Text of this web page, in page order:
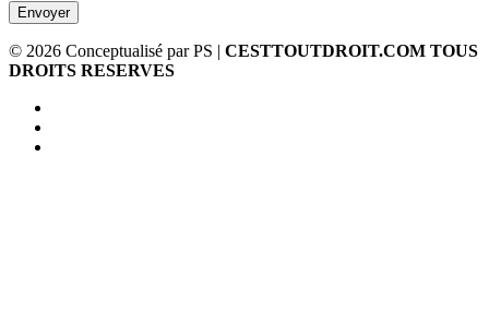
© 2026 Conceptualisé par PS | CESTTOUTDROIT.COM TOUS
DROITS RESERVES